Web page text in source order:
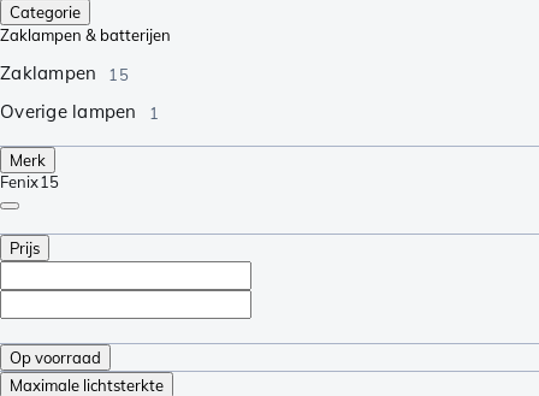
Categorie
Zaklampen & batterijen
Zaklampen 15
Overige lampen 1
Merk
Fenix15
Prijs
Op voorraad
Maximale lichtsterkte